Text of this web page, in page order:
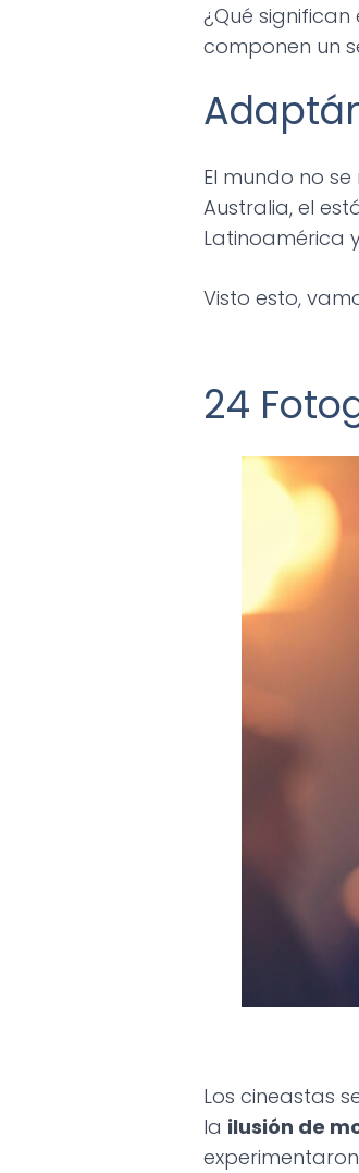
¿Qué
componen un
El mundo no
Australia, el
Latinoamérica
Visto esto,
24
Los cineastas
la ilusión de